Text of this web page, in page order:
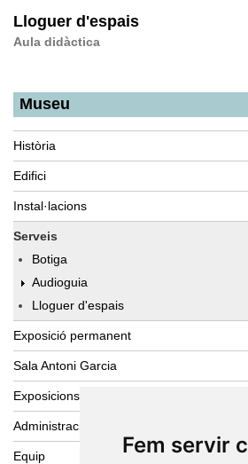
Fem servir
Lloguer d'espais
Aula didàctica
Museu
Història
Edifici
Instal·lacions
Serveis
Botiga
Audioguia
Lloguer d'espais
Exposició permanent
Sala Antoni Garcia
Exposicions de producció pròpia
Administració
Equip